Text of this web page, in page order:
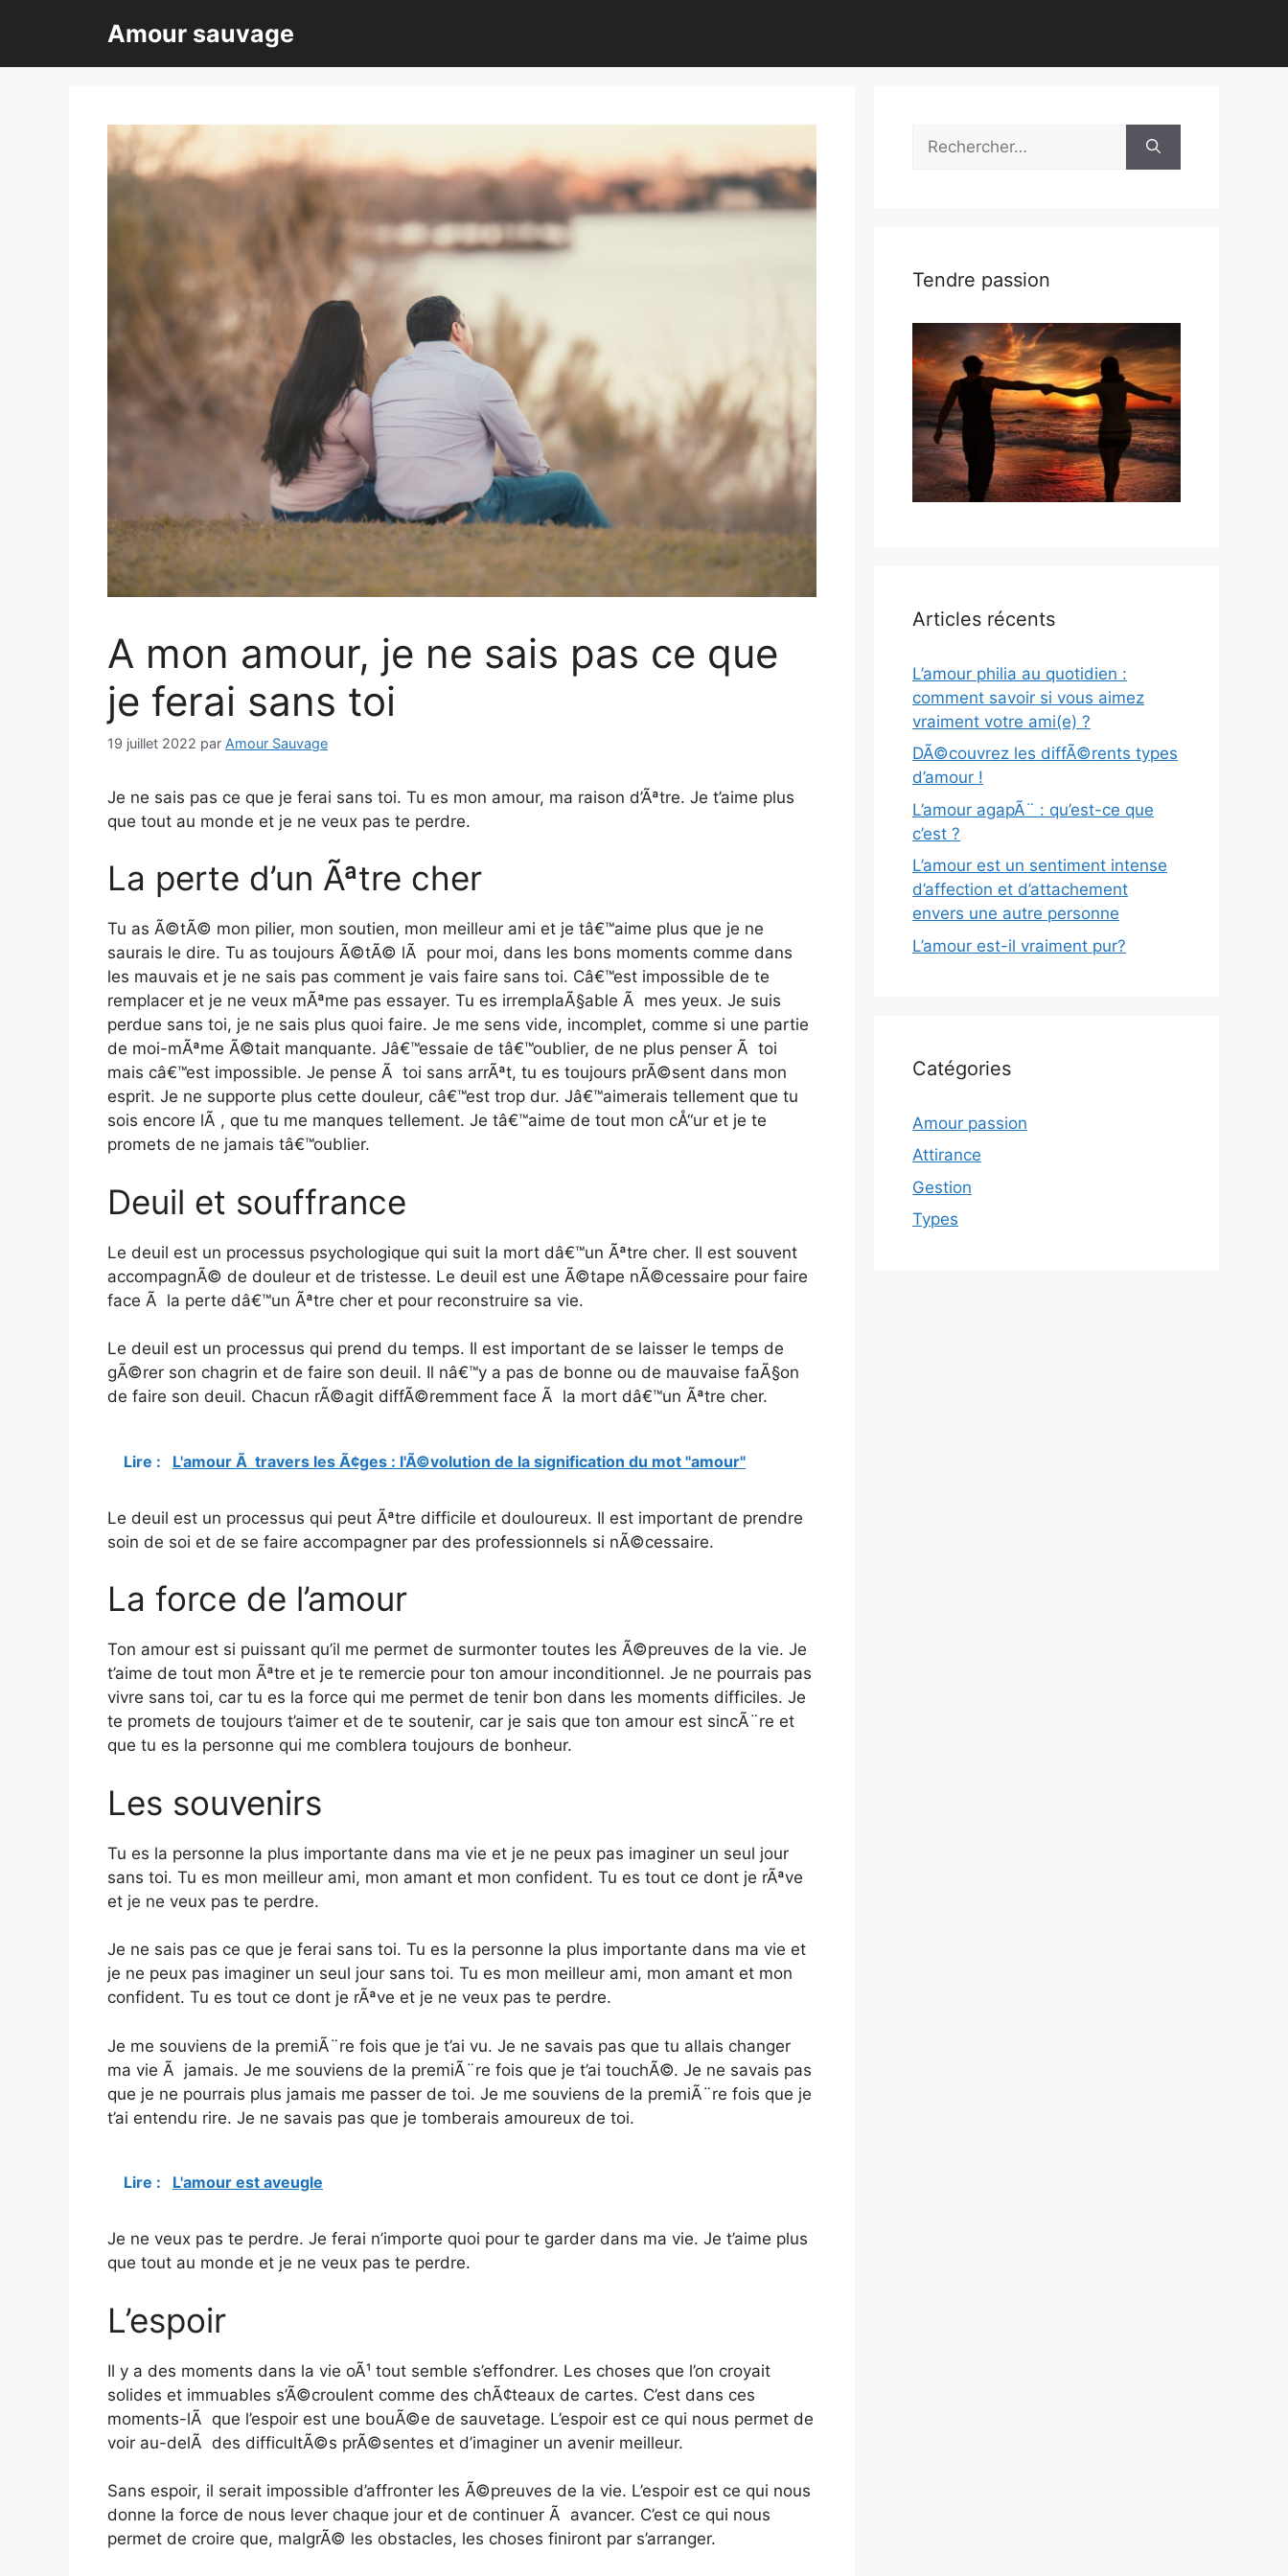
Amour sauvage
A mon amour, je ne sais pas ce que
je ferai sans toi
19 juillet 2022 par Amour Sauvage
Je ne sais pas ce que je ferai sans toi. Tu es mon amour, ma raison d’Ãªtre. Je t’aime plus
que tout au monde et je ne veux pas te perdre.
La perte d’un Ãªtre cher
Tu as Ã©tÃ© mon pilier, mon soutien, mon meilleur ami et je tâ€™aime plus que je ne
saurais le dire. Tu as toujours Ã©tÃ© lÃ pour moi, dans les bons moments comme dans
les mauvais et je ne sais pas comment je vais faire sans toi. Câ€™est impossible de te
remplacer et je ne veux mÃªme pas essayer. Tu es irremplaÃ§able Ã mes yeux. Je suis
perdue sans toi, je ne sais plus quoi faire. Je me sens vide, incomplet, comme si une partie
de moi-mÃªme Ã©tait manquante. Jâ€™essaie de tâ€™oublier, de ne plus penser Ã toi
mais câ€™est impossible. Je pense Ã toi sans arrÃªt, tu es toujours prÃ©sent dans mon
esprit. Je ne supporte plus cette douleur, câ€™est trop dur. Jâ€™aimerais tellement que tu
sois encore lÃ , que tu me manques tellement. Je tâ€™aime de tout mon cÅ“ur et je te
promets de ne jamais tâ€™oublier.
Deuil et souffrance
Le deuil est un processus psychologique qui suit la mort dâ€™un Ãªtre cher. Il est souvent
accompagnÃ© de douleur et de tristesse. Le deuil est une Ã©tape nÃ©cessaire pour faire
face Ã la perte dâ€™un Ãªtre cher et pour reconstruire sa vie.
Le deuil est un processus qui prend du temps. Il est important de se laisser le temps de
gÃ©rer son chagrin et de faire son deuil. Il nâ€™y a pas de bonne ou de mauvaise faÃ§on
de faire son deuil. Chacun rÃ©agit diffÃ©remment face Ã la mort dâ€™un Ãªtre cher.
Lire : L'amour Ã travers les Ã¢ges : l'Ã©volution de la signification du mot "amour"
Le deuil est un processus qui peut Ãªtre difficile et douloureux. Il est important de prendre
soin de soi et de se faire accompagner par des professionnels si nÃ©cessaire.
La force de l’amour
Ton amour est si puissant qu’il me permet de surmonter toutes les Ã©preuves de la vie. Je
t’aime de tout mon Ãªtre et je te remercie pour ton amour inconditionnel. Je ne pourrais pas
vivre sans toi, car tu es la force qui me permet de tenir bon dans les moments difficiles. Je
te promets de toujours t’aimer et de te soutenir, car je sais que ton amour est sincÃ¨re et
que tu es la personne qui me comblera toujours de bonheur.
Les souvenirs
Tu es la personne la plus importante dans ma vie et je ne peux pas imaginer un seul jour
sans toi. Tu es mon meilleur ami, mon amant et mon confident. Tu es tout ce dont je rÃªve
et je ne veux pas te perdre.
Je ne sais pas ce que je ferai sans toi. Tu es la personne la plus importante dans ma vie et
je ne peux pas imaginer un seul jour sans toi. Tu es mon meilleur ami, mon amant et mon
confident. Tu es tout ce dont je rÃªve et je ne veux pas te perdre.
Je me souviens de la premiÃ¨re fois que je t’ai vu. Je ne savais pas que tu allais changer
ma vie Ã jamais. Je me souviens de la premiÃ¨re fois que je t’ai touchÃ©. Je ne savais pas
que je ne pourrais plus jamais me passer de toi. Je me souviens de la premiÃ¨re fois que je
t’ai entendu rire. Je ne savais pas que je tomberais amoureux de toi.
Lire : L'amour est aveugle
Je ne veux pas te perdre. Je ferai n’importe quoi pour te garder dans ma vie. Je t’aime plus
que tout au monde et je ne veux pas te perdre.
L’espoir
Il y a des moments dans la vie oÃ¹ tout semble s’effondrer. Les choses que l’on croyait
solides et immuables s’Ã©croulent comme des chÃ¢teaux de cartes. C’est dans ces
moments-lÃ que l’espoir est une bouÃ©e de sauvetage. L’espoir est ce qui nous permet de
voir au-delÃ des difficultÃ©s prÃ©sentes et d’imaginer un avenir meilleur.
Sans espoir, il serait impossible d’affronter les Ã©preuves de la vie. L’espoir est ce qui nous
donne la force de nous lever chaque jour et de continuer Ã avancer. C’est ce qui nous
permet de croire que, malgrÃ© les obstacles, les choses finiront par s’arranger.
Rechercher :
Tendre passion
Articles récents
L’amour philia au quotidien :
comment savoir si vous aimez
vraiment votre ami(e) ?
DÃ©couvrez les diffÃ©rents types
d’amour !
L’amour agapÃ¨ : qu’est-ce que
c’est ?
L’amour est un sentiment intense
d’affection et d’attachement
envers une autre personne
L’amour est-il vraiment pur?
Catégories
Amour passion
Attirance
Gestion
Types